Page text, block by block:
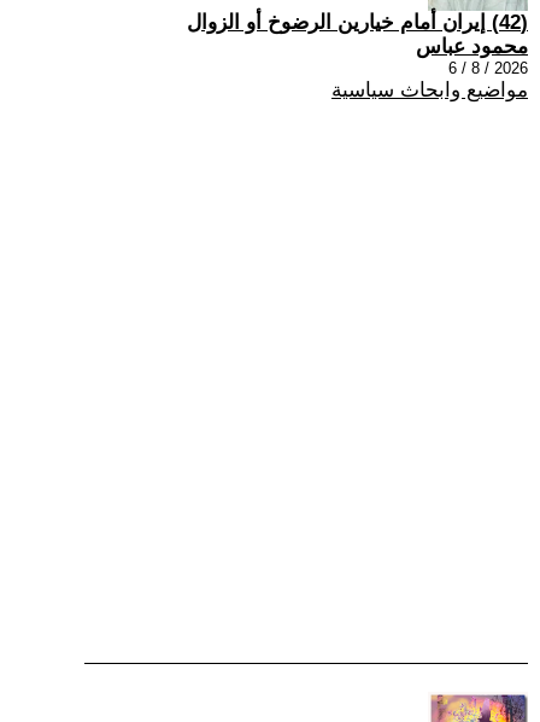
(42) إيران أمام خيارين الرضوخ أو الزوال
محمود عباس
2026 / 8 / 6
مواضيع وابحاث سياسية